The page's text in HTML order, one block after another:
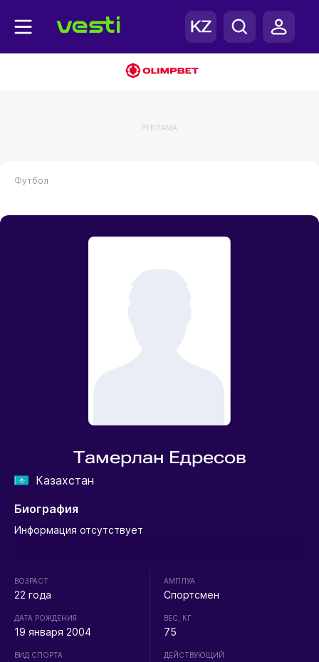
РЕКЛАМА
Футбол
Тамерлан Едресов
Казахстан
Биография
Информация отсутствует
ВОЗРАСТ
22 года
ДАТА РОЖДЕНИЯ
19 января 2004
ВИД СПОРТА
АМПЛУА
Спортсмен
ВЕС, КГ
75
ДЕЙСТВУЮЩИЙ